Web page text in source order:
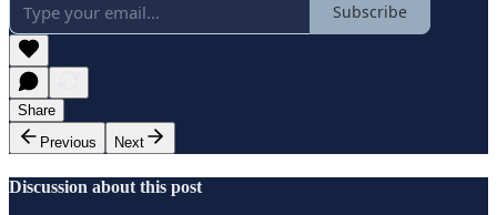
Subscribe
Share
Previous
Next
Discussion about this post